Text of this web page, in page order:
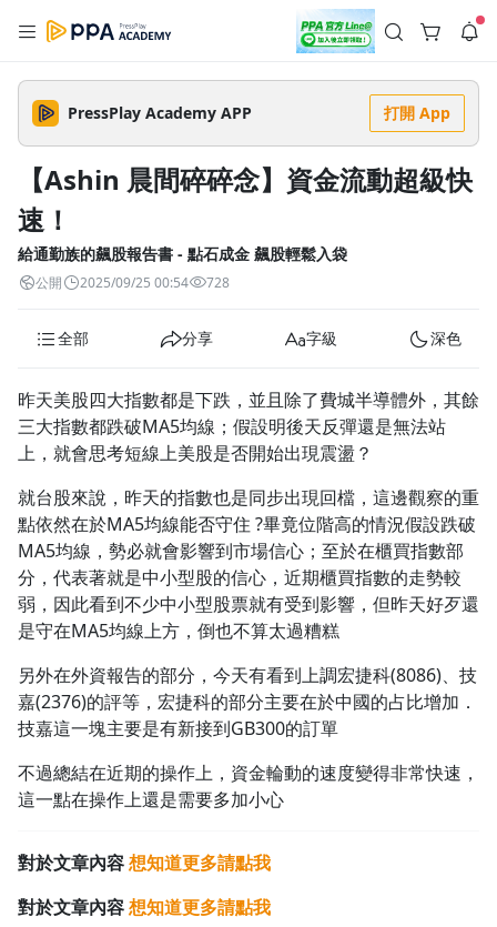
註冊領取 上千元優惠券！
公告
🌞 PPA 避暑津貼．冷氣房升級｜期間快閃活動
🥵 酷暑限時快閃｜單筆滿 NT$2,500 現折 NT$300、再贈最高
2% 點數回饋！🚀 酷暑來襲．偷偷在冷氣房升級 📈⭐️ 【冷氣房
進修 限時開跑】◾單筆滿 NT$2,500 現折 NT$300◾活動期間：
$5,000 回饋 2% 點數🎁 此為 PPA 官方帳號 Line@ 專屬活動，加
入好友👉 享有「渠道專屬活動」及「個人化推播」！
3 天前
PressPlay Academy APP 打開 App
【Ashin 晨間碎碎念】資金流動超級快
速！
給通勤族的飆股報告書 - 點石成金 飆股輕鬆入袋
公開 2025/09/25 00:54 728
全部 分享 字級 深色
昨天美股四大指數都是下跌，並且除了費城半導體外，其餘
三大指數都跌破MA5均線；假設明後天反彈還是無法站
上，就會思考短線上美股是否開始出現震盪？
就台股來說，昨天的指數也是同步出現回檔，這邊觀察的重
點依然在於MA5均線能否守住 ?畢竟位階高的情況假設跌破
MA5均線，勢必就會影響到市場信心；至於在櫃買指數部
分，代表著就是中小型股的信心，近期櫃買指數的走勢較
弱，因此看到不少中小型股票就有受到影響，但昨天好歹還
是守在MA5均線上方，倒也不算太過糟糕
另外在外資報告的部分，今天有看到上調宏捷科(8086)、技
嘉(2376)的評等，宏捷科的部分主要在於中國的占比增加．
技嘉這一塊主要是有新接到GB300的訂單
不過總結在近期的操作上，資金輪動的速度變得非常快速，
這一點在操作上還是需要多加小心
對於文章內容想知道更多請點我
對於文章內容想知道更多請點我
--:-- --:--
1.0x
2.0x
1.75x
1.5x
1.0x
0.75x
追蹤列表
去逛逛
清除全部